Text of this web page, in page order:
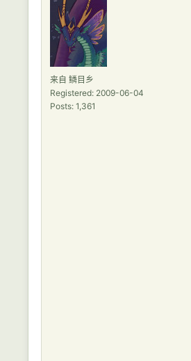
来自 鳞目乡
Registered: 2009-06-04
Posts: 1,361